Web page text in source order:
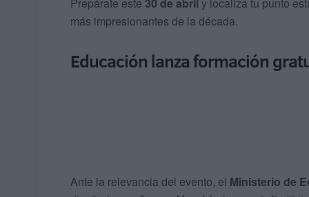
Prepárate este 30 de abril y localiza tu punto
más impresionantes de la década.
Educación lanza formación
Ante la relevancia del evento, el Ministerio de